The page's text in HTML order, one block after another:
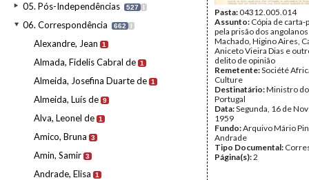
05. Pós-Independências 527 I
06. Correspondência 662 I
Alexandre, Jean 1
Almada, Fidelis Cabral de 1
Almeida, Josefina Duarte de 1
Almeida, Luís de 9
Alva, Leonel de 1
Amico, Bruna 3
Amin, Samir 3
Andrade, Elisa 1
Pasta:04312.005.014
Assunto: Cópia de
pela prisão dos
Machado, Higino Aires,
Aniceto Vieira Dias e
delito de opinião
Remetente:Société
Culture
Destinatário:Ministro
Portugal
Data:Segunda, 16 de
1959
Fundo:Arquivo Mário
Andrade
Tipo Documental:
Página(s):2